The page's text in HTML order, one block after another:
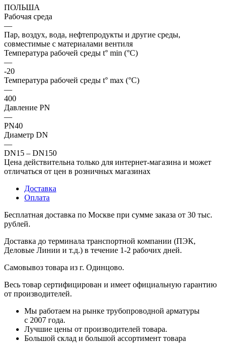
ПОЛЬША
Рабочая среда
—
Пар, воздух, вода, нефтепродукты и другие среды,
совместимые с материалами вентиля
Температура рабочей среды t° min (°C)
—
-20
Температура рабочей среды t° max (°C)
—
400
Давление PN
—
PN40
Диаметр DN
—
DN15 – DN150
Цена действительна только для интернет-магазина и может
отличаться от цен в розничных магазинах
Доставка
Оплата
Бесплатная доставка по Москве при сумме заказа от 30 тыс.
рублей.
Доставка до терминала транспортной компании (ПЭК,
Деловые Линии и т.д.) в течение 1-2 рабочих дней.
Самовывоз товара из г. Одинцово.
Весь товар сертифицирован и имеет официальную гарантию
от производителей.
Мы работаем на рынке трубопроводной арматуры
с 2007 года.
Лучшие цены от производителей товара.
Большой склад и большой ассортимент товара